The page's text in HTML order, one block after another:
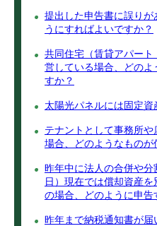
提出した申告書に誤りが
うにすればよいですか？
共同住宅（賃貸アパー
営している場合、どのよ
すか？
太陽光パネルには固定資
テナントとして事務所
場合、どのようなものが
昨年中に法人の合併や
日）現在では償却資産
の場合、どのように申告
昨年まで納税通知書が